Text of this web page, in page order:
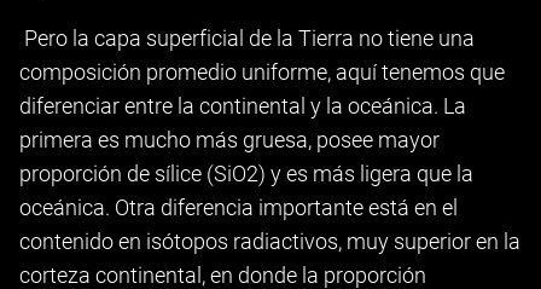
Pero la capa superficial de la Tierra no tiene una
composición promedio uniforme, aquí tenemos que
diferenciar entre la continental y la oceánica. La
primera es mucho más gruesa, posee mayor
proporción de sílice (SiO2) y es más ligera que la
oceánica. Otra diferencia importante está en el
contenido en isótopos radiactivos, muy superior en la
corteza continental, en donde la proporción